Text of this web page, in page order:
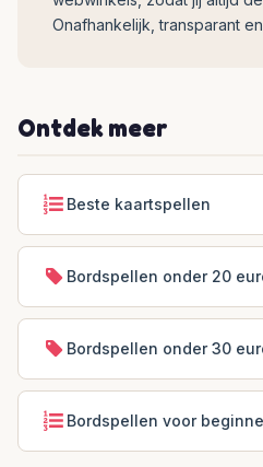
Onafhankelijk, transparant
Ontdek meer
Beste kaartspellen
Bordspellen onder 20
Bordspellen onder 30
Bordspellen voor